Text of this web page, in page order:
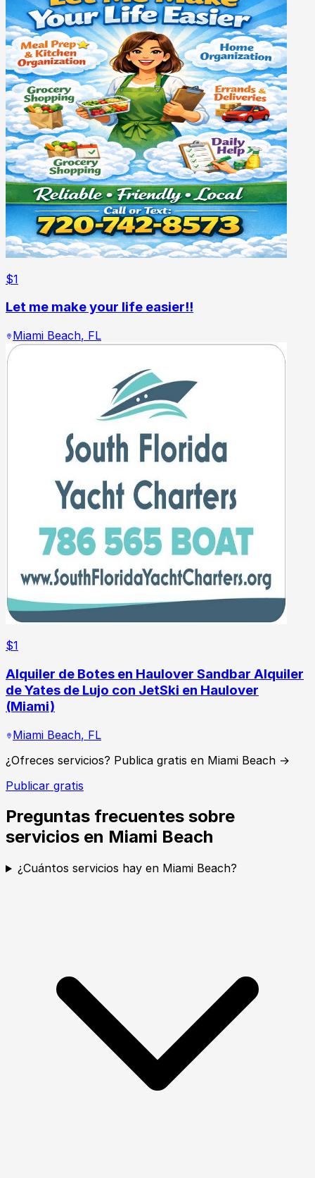
$1
Let me make your life easier!!
Miami Beach, FL
$1
Alquiler de Botes en Haulover Sandbar Alquiler
de Yates de Lujo con JetSki en Haulover
(Miami)
Miami Beach, FL
¿Ofreces servicios? Publica gratis en Miami Beach →
Publicar gratis
Preguntas frecuentes sobre
servicios en Miami Beach
¿Cuántos servicios hay en Miami Beach?